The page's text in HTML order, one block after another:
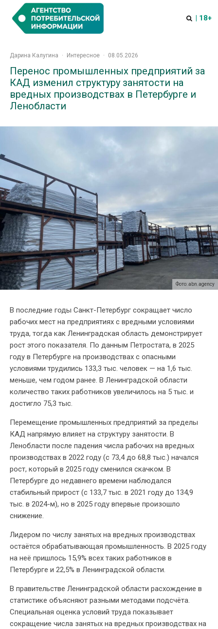
| 18+
Дарина Калугина · Интересное · 08.05.2026
Перенос промышленных предприятий за
КАД изменил структуру занятости на
вредных производствах в Петербурге и
Ленобласти
Фото: abn.agency
В последние годы Санкт-Петербург сокращает число
рабочих мест на предприятиях с вредными условиями
труда, тогда как Ленинградская область демонстрирует
рост этого показателя. По данным Петростата, в 2025
году в Петербурге на производствах с опасными
условиями трудились 133,3 тыс. человек — на 1,6 тыс.
меньше, чем годом ранее. В Ленинградской области
количество таких работников увеличилось на 5 тыс. и
достигло 75,3 тыс.
Перемещение промышленных предприятий за пределы
КАД напрямую влияет на структуру занятости. В
Ленобласти после падения числа рабочих на вредных
производствах в 2022 году (с 73,4 до 68,8 тыс.) начался
рост, который в 2025 году сменился скачком. В
Петербурге до недавнего времени наблюдался
стабильный прирост (с 133,7 тыс. в 2021 году до 134,9
тыс. в 2024-м), но в 2025 году впервые произошло
снижение.
Лидером по числу занятых на вредных производствах
остаётся обрабатывающая промышленность. В 2025 году
на неё пришлось 15,9% всех таких работников в
Петербурге и 22,5% в Ленинградской области.
В правительстве Ленинградской области расхождение в
статистике объясняют разными методами подсчёта.
Специальная оценка условий труда показывает
сокращение числа занятых на вредных производствах на